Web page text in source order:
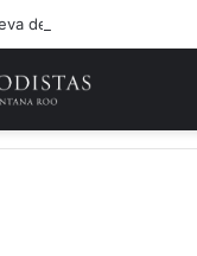
desmiente datos